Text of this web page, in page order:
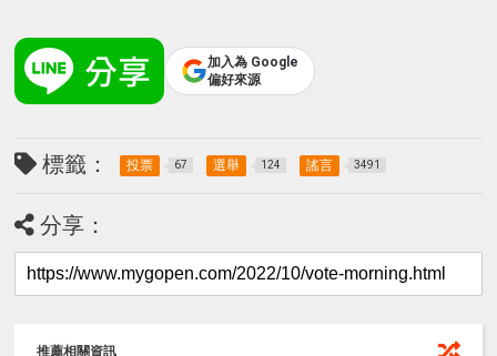
加入為 Google
偏好來源
標籤： 投票 67 選舉 124 謠言 3491
分享：
推薦相關資訊